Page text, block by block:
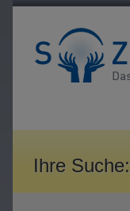
Ihre Suche: